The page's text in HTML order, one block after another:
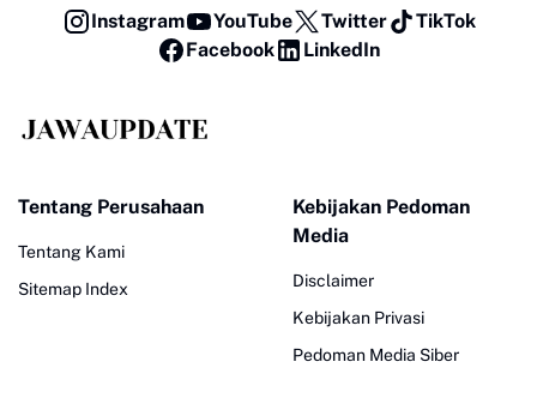
Instagram YouTube Twitter
TikTok
Facebook
LinkedIn
Tentang Perusahaan
Tentang Kami
Sitemap Index
Kebijakan Pedoman
Media
Disclaimer
Kebijakan Privasi
Pedoman Media Siber